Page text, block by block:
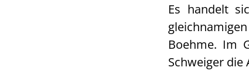
Es handelt
Boehme. Im
Schweiger die